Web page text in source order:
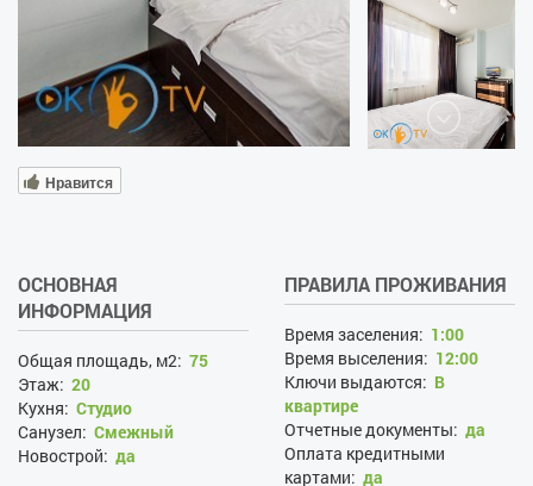
Нравится
ОСНОВНАЯ
ИНФОРМАЦИЯ
Общая площадь, м2: 75
Этаж: 20
Кухня: Студио
Санузел: Смежный
Новострой: да
ПРАВИЛА ПРОЖИВАНИЯ
Время заселения: 1:00
Время выселения: 12:00
Ключи выдаются: В
квартире
Отчетные документы: да
Оплата кредитными
картами: да